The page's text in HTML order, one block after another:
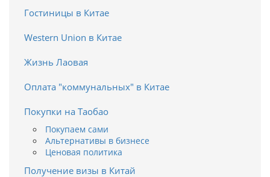
Гостиницы в Китае
Western Union в Китае
Жизнь Лаовая
Оплата "коммунальных" в Китае
Покупки на Таобао
Покупаем сами
Альтернативы в бизнесе
Ценовая политика
Получение визы в Китай